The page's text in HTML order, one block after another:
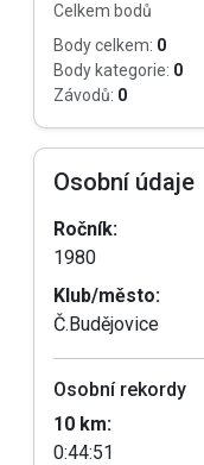
Celkem bodů
Body celkem: 0
Body kategorie: 0
Závodů: 0
Osobní údaje
Ročník:
1980
Klub/město:
Č.Budějovice
Osobní rekordy
10 km:
0:44:51